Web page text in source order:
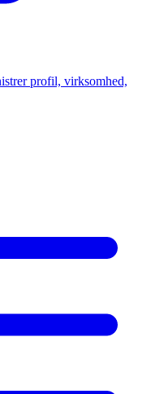
profil, virksomhed,